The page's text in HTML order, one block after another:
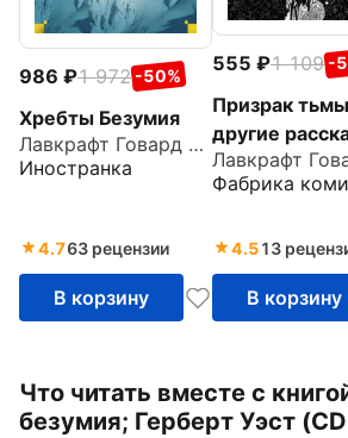
986 1 972 -50%
Хребты Безумия
Лавкрафт Говард Филлипс
Иностранка
4.763 рецензии
В корзину
555 1 109 -
Призрак
другие
Фабрика
4.513
В корзину
Что читать вместе с
безумия; Герберт Уэст